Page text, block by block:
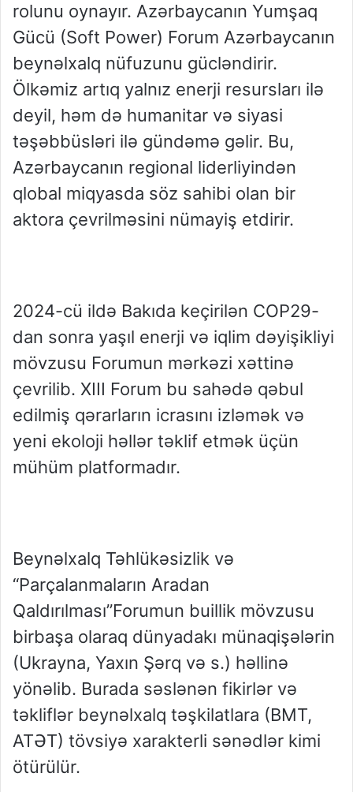
rolunu oynayır. Azərbaycanın Yumşaq
Gücü (Soft Power) Forum Azərbaycanın
beynəlxalq nüfuzunu gücləndirir.
Ölkəmiz artıq yalnız enerji resursları ilə
deyil, həm də humanitar və siyasi
təşəbbüsləri ilə gündəmə gəlir. Bu,
Azərbaycanın regional liderliyindən
qlobal miqyasda söz sahibi olan bir
aktora çevrilməsini nümayiş etdirir.
2024-cü ildə Bakıda keçirilən COP29-
dan sonra yaşıl enerji və iqlim dəyişikliyi
mövzusu Forumun mərkəzi xəttinə
çevrilib. XIII Forum bu sahədə qəbul
edilmiş qərarların icrasını izləmək və
yeni ekoloji həllər təklif etmək üçün
mühüm platformadır.
Beynəlxalq Təhlükəsizlik və
“Parçalanmaların Aradan
Qaldırılması”Forumun buillik mövzusu
birbaşa olaraq dünyadakı münaqişələrin
(Ukrayna, Yaxın Şərq və s.) həllinə
yönəlib. Burada səslənən fikirlər və
təkliflər beynəlxalq təşkilatlara (BMT,
ATƏT) tövsiyə xarakterli sənədlər kimi
ötürülür.